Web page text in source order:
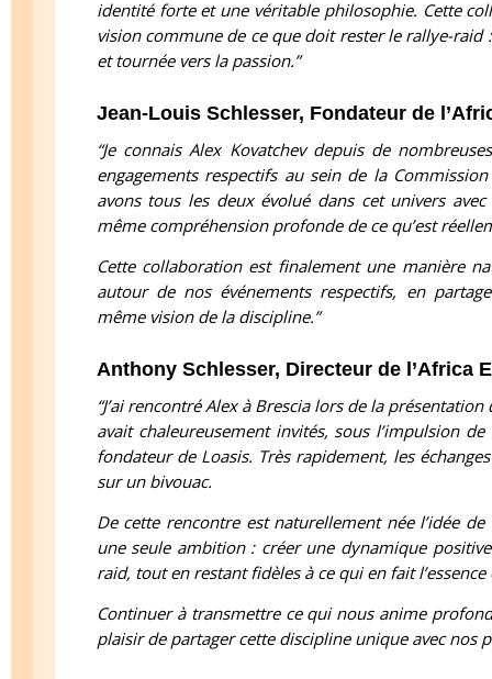
identité forte et une véritable philosophie. Cette
vision commune de ce que doit rester le rallye-
et tournée vers la passion.”
Jean-Louis Schlesser, Fondateur de
“Je connais Alex Kovatchev depuis de
engagements respectifs au sein de la
avons tous les deux évolué dans cet univers
même compréhension profonde de ce qu’est
Cette collaboration est finalement une manière
autour de nos événements respectifs, en
même vision de la discipline.”
Anthony Schlesser, Directeur de l’Africa
“J’ai rencontré Alex à Brescia lors de la
avait chaleureusement invités, sous l’impulsion
fondateur de Loasis. Très rapidement, les
sur un bivouac.
De cette rencontre est naturellement née l’idée
une seule ambition : créer une dynamique
raid, tout en restant fidèles à ce qui en fait
Continuer à transmettre ce qui nous anime
plaisir de partager cette discipline unique avec nos